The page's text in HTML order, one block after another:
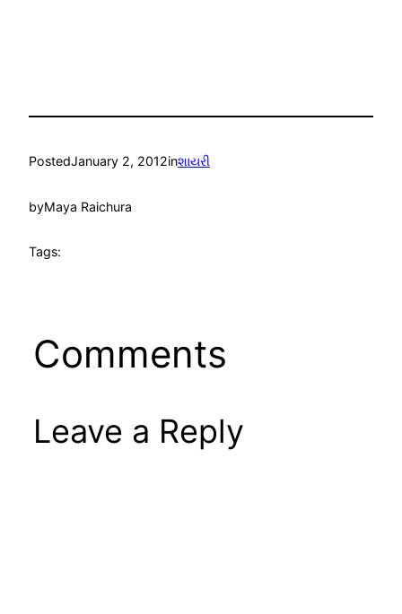
PostedJanuary 2, 2012inશાયરી
byMaya Raichura
Tags:
Comments
Leave a Reply